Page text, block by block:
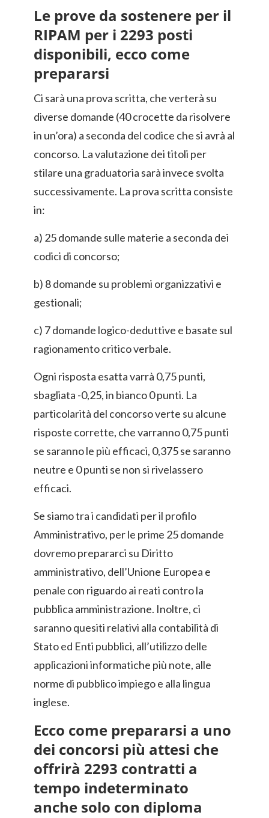
Le prove da sostenere per il
RIPAM per i 2293 posti
disponibili, ecco come
prepararsi
Ci sarà una prova scritta, che verterà su
diverse domande (40 crocette da risolvere
in un’ora) a seconda del codice che si avrà al
concorso. La valutazione dei titoli per
stilare una graduatoria sarà invece svolta
successivamente. La prova scritta consiste
in:
a) 25 domande sulle materie a seconda dei
codici di concorso;
b) 8 domande su problemi organizzativi e
gestionali;
c) 7 domande logico-deduttive e basate sul
ragionamento critico verbale.
Ogni risposta esatta varrà 0,75 punti,
sbagliata -0,25, in bianco 0 punti. La
particolarità del concorso verte su alcune
risposte corrette, che varranno 0,75 punti
se saranno le più efficaci, 0,375 se saranno
neutre e 0 punti se non si rivelassero
efficaci.
Se siamo tra i candidati per il profilo
Amministrativo, per le prime 25 domande
dovremo prepararci su Diritto
amministrativo, dell’Unione Europea e
penale con riguardo ai reati contro la
pubblica amministrazione. Inoltre, ci
saranno quesiti relativi alla contabilità di
Stato ed Enti pubblici, all’utilizzo delle
applicazioni informatiche più note, alle
norme di pubblico impiego e alla lingua
inglese.
Ecco come prepararsi a uno
dei concorsi più attesi che
offrirà 2293 contratti a
tempo indeterminato
anche solo con diploma